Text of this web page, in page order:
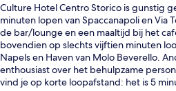
Culture Hotel Centro Storico is gunstig
minuten lopen van Spaccanapoli en Via
de bar/lounge en een maaltijd bij het
bovendien op slechts vijftien minuten
Napels en Haven van Molo Beverello.
enthousiast over het behulpzame
vind je op korte loopafstand: het is 5